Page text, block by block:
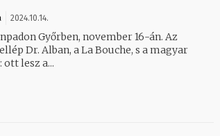
2024.10.14.
Győrben, november 16-án. Az
Dr. Alban, a La Bouche, s a magyar
lesz a...